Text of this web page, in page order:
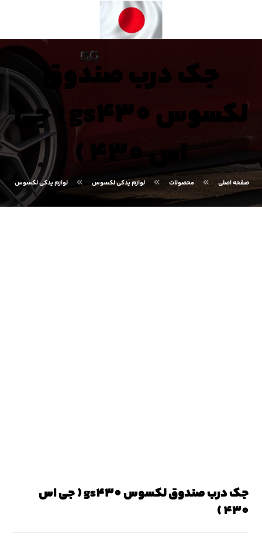
جک درب صندوق
لکسوس gs430 ( جی
اس 430 )
صفحه اصلی محصولات لوازم یدکی لکسوس لوازم یدکی لکسوس GS
جک درب صندوق لکسوس gs430 ( جی اس
430 )